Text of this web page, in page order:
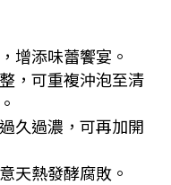
增添味蕾饗宴。
，可重複沖泡至清
久過濃，可再加開
天熱發酵腐敗。